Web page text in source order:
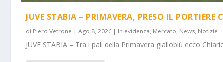
JUVE STABIA – PRIMAVERA, PRESO IL PORTIERE
di Piero Vetrone |Ago 8, 2026 | In evidenza, Mercato, News, Notizie
JUVE STABIA – Tra i pali della Primavera gialloblù ecco